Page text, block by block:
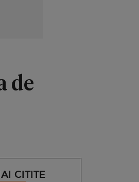
de
CITITE